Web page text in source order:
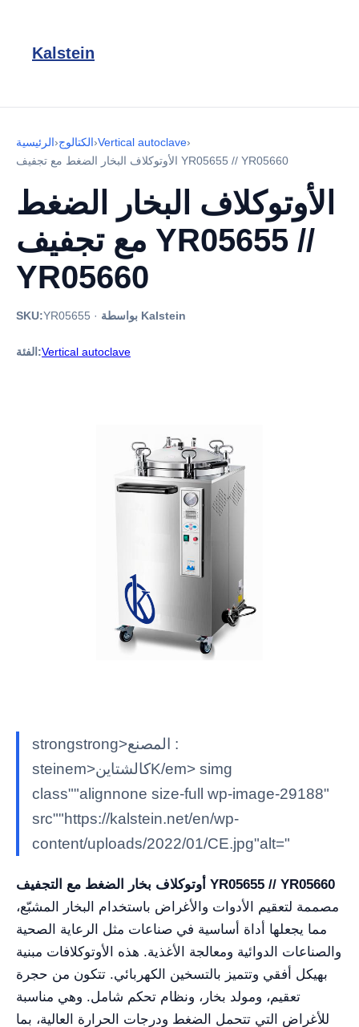
Kalstein
الرئيسية›الكتالوج›Vertical autoclave›
الأوتوكلاف البخار الضغط مع تجفيف YR05655 // YR05660
الأوتوكلاف البخار الضغط
مع تجفيف YR05655 //
YR05660
SKU:YR05655 · بواسطة Kalstein
الفئة:Vertical autoclave
strongstrong>المصنع :
steinem>كالشتاينK/em> simg
class""alignnone size-full wp-image-29188"
src""https://kalstein.net/en/wp-
content/uploads/2022/01/CE.jpg"alt="
أوتوكلاف بخار الضغط مع التجفيف YR05655 // YR05660
مصممة لتعقيم الأدوات والأغراض باستخدام البخار المشبّع،
مما يجعلها أداة أساسية في صناعات مثل الرعاية الصحية
والصناعات الدوائية ومعالجة الأغذية. هذه الأوتوكلافات مبنية
بهيكل أفقي وتتميز بالتسخين الكهربائي. تتكون من حجرة
تعقيم، ومولد بخار، ونظام تحكم شامل. وهي مناسبة
للأغراض التي تتحمل الضغط ودرجات الحرارة العالية، بما